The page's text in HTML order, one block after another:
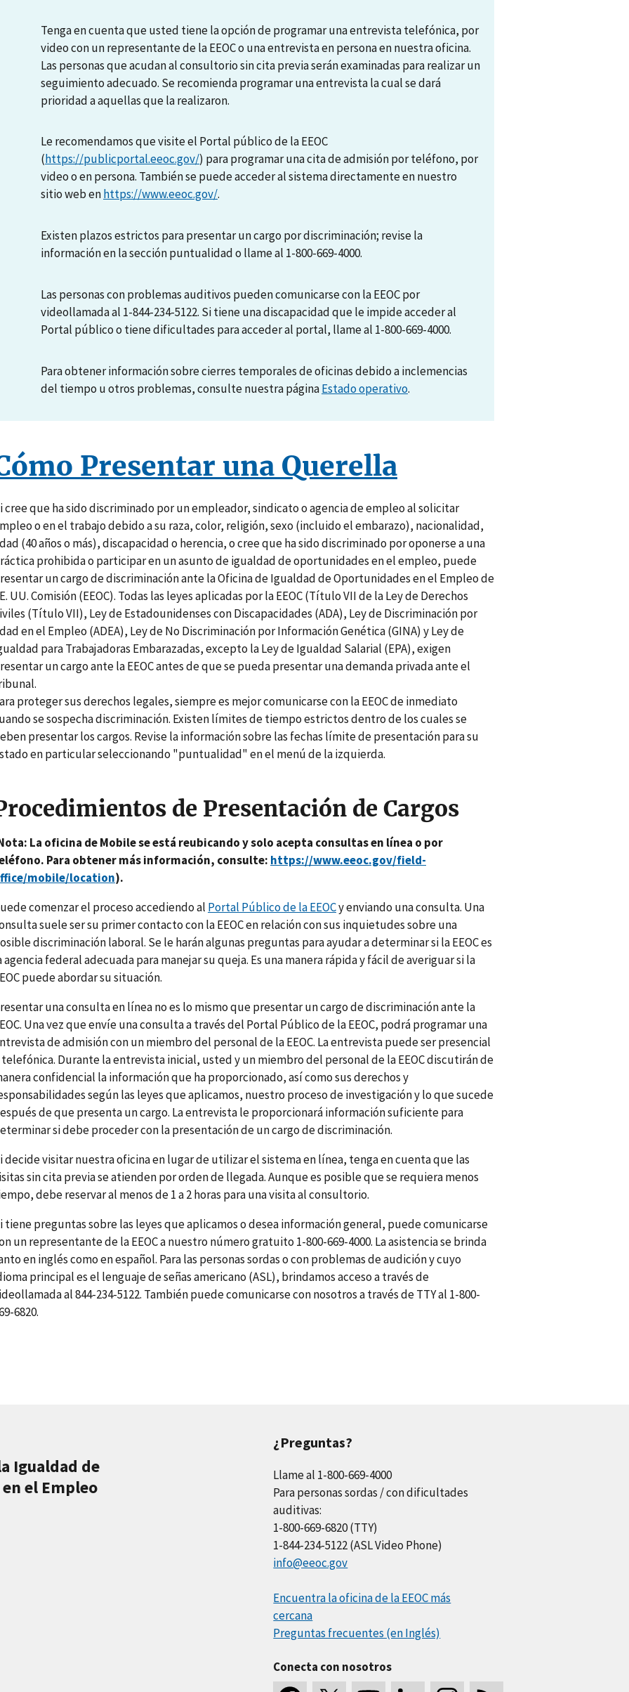
Tenga en cuenta que usted tiene la opción de programar una entrevista telefónica, por
video con un representante de la EEOC o una entrevista en persona en nuestra oficina.
Las personas que acudan al consultorio sin cita previa serán examinadas para realizar un
seguimiento adecuado. Se recomienda programar una entrevista la cual se dará
prioridad a aquellas que la realizaron.
Le recomendamos que visite el Portal público de la EEOC
(https://publicportal.eeoc.gov/) para programar una cita de admisión por teléfono, por
video o en persona. También se puede acceder al sistema directamente en nuestro
sitio web enhttps://www.eeoc.gov/.
Existen plazos estrictos para presentar un cargo por discriminación; revise la
información en la sección puntualidad o llame al 1-800-669-4000.
Las personas con problemas auditivos pueden comunicarse con la EEOC por
videollamada al 1-844-234-5122. Si tiene una discapacidad que le impide acceder al
Portal público o tiene dificultades para acceder al portal, llame al 1-800-669-4000.
Para obtener información sobre cierres temporales de oficinas debido a inclemencias
del tiempo u otros problemas, consulte nuestra páginaEstado operativo.
Presentar una Querella
cree que ha sido discriminado por un empleador, sindicato o agencia de empleo al solicitar
o en el trabajo debido a su raza, color, religión, sexo (incluido el embarazo), nacionalidad,
(40 años o más), discapacidad o herencia, o cree que ha sido discriminado por oponerse a una
prohibida o participar en un asunto de igualdad de oportunidades en el empleo, puede
un cargo de discriminación ante la Oficina de Igualdad de Oportunidades en el Empleo de
UU. Comisión (EEOC). Todas las leyes aplicadas por la EEOC (Título VII de la Ley de Derechos
(Título VII), Ley de Estadounidenses con Discapacidades (ADA), Ley de Discriminación por
en el Empleo (ADEA), Ley de No Discriminación por Información Genética (GINA) y Ley de
para Trabajadoras Embarazadas, excepto la Ley de Igualdad Salarial (EPA), exigen
un cargo ante la EEOC antes de que se pueda presentar una demanda privada ante el
proteger sus derechos legales, siempre es mejor comunicarse con la EEOC de inmediato
se sospecha discriminación. Existen límites de tiempo estrictos dentro de los cuales se
presentar los cargos. Revise la información sobre las fechas límite de presentación para su
en particular seleccionando "puntualidad" en el menú de la izquierda.
de Presentación de Cargos
La oficina de Mobile se está reubicando y solo acepta consultas en línea o por
Para obtener más información, consulte: https://www.eeoc.gov/field-
mobile/location).
comenzar el proceso accediendo al Portal Público de la EEOCy enviando una consulta. Una
suele ser su primer contacto con la EEOC en relación con sus inquietudes sobre una
discriminación laboral. Se le harán algunas preguntas para ayudar a determinar si la EEOC es
agencia federal adecuada para manejar su queja. Es una manera rápida y fácil de averiguar si la
puede abordar su situación.
una consulta en línea no es lo mismo que presentar un cargo de discriminación ante la
Una vez que envíe una consulta a través del Portal Público de la EEOC, podrá programar una
de admisión con un miembro del personal de la EEOC. La entrevista puede ser presencial
Durante la entrevista inicial, usted y un miembro del personal de la EEOC discutirán de
confidencial la información que ha proporcionado, así como sus derechos y
según las leyes que aplicamos, nuestro proceso de investigación y lo que sucede
de que presenta un cargo. La entrevista le proporcionará información suficiente para
si debe proceder con la presentación de un cargo de discriminación.
decide visitar nuestra oficina en lugar de utilizar el sistema en línea, tenga en cuenta que las
sin cita previa se atienden por orden de llegada. Aunque es posible que se requiera menos
debe reservar al menos de 1 a 2 horas para una visita al consultorio.
tiene preguntas sobre las leyes que aplicamos o desea información general, puede comunicarse
un representante de la EEOC a nuestro número gratuito 1-800-669-4000. La asistencia se brinda
en inglés como en español. Para las personas sordas o con problemas de audición y cuyo
principal es el lenguaje de señas americano (ASL), brindamos acceso a través de
al 844-234-5122. También puede comunicarse con nosotros a través de TTY al 1-800-
6820.
Igualdad de
el Empleo
¿Preguntas?
Llame al 1-800-669-4000
Para personas sordas / con dificultades
auditivas:
1-800-669-6820 (TTY)
1-844-234-5122 (ASL Video Phone)
info@eeoc.gov
Encuentra la oficina de la EEOC más
cercana
Preguntas frecuentes (en Inglés)
Conecta con nosotros